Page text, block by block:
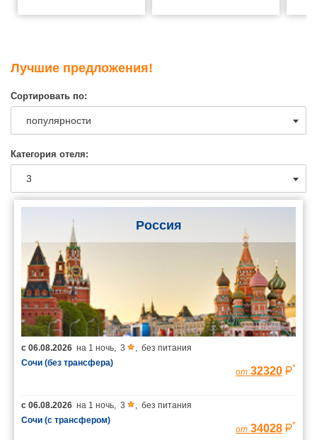
Лучшие предложения!
Сортировать по:
Категория отеля:
Россия
с 06.08.2026 на 1 ночь, 3 , без питания
Сочи (без трансфера)
от 32320 *
с 06.08.2026 на 1 ночь, 3 , без питания
Сочи (с трансфером)
от 34028 *